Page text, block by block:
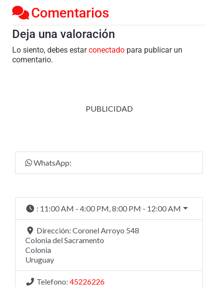
Comentarios
Deja una valoración
Lo siento, debes estarconectado para publicar un
comentario.
PUBLICIDAD
WhatsApp:
: 11:00 AM - 4:00 PM, 8:00 PM - 12:00 AM
Dirección: Coronel Arroyo 548
Colonia del Sacramento
Colonia
Uruguay
Telefono: 45226226